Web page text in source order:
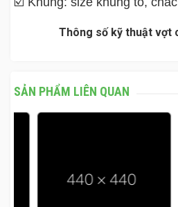
Thông số kỹ thuật vợt
SẢN PHẨM LIÊN QUAN